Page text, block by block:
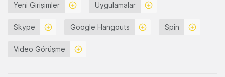
Yeni Girişimler Uygulamalar
Skype Google Hangouts Spin
Video Görüşme